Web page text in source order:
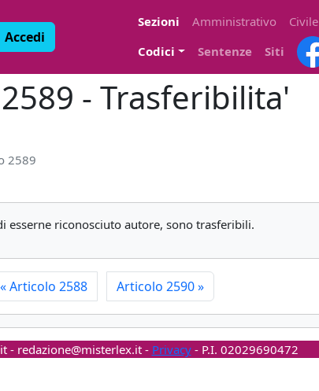
Accedi
Sezioni Amministrativo Civile
Codici
Sentenze Siti
- Trasferibilita'
2589
riconosciuto autore, sono trasferibili.
«Articolo 2588 Articolo 2590»
- redazione@misterlex.it- Privacy- P.I. 02029690472